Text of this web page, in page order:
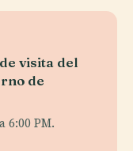
visita del
de
6:00 PM.